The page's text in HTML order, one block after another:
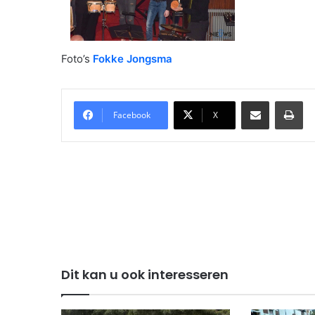
Foto’s Fokke Jongsma
Facebook X
Delen via Email
Dit kan u ook interesseren